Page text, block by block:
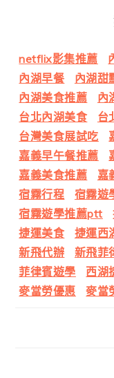
netflix影集推薦
內湖早餐
內湖甜
內湖美食推薦
內
台北內湖美食
台
台灣美食展試吃
嘉義早午餐推薦
嘉義美食推薦
嘉
宿霧行程
宿霧遊
宿霧遊學推薦ptt
捷運美食
捷運西
新飛代辦
新飛菲
菲律賓遊學
西湖
麥當勞優惠
麥當